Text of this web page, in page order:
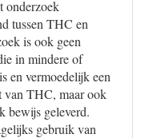
onderzoek
tussen THC en
is ook geen
in mindere of
en vermoedelijk een
van THC, maar ook
bewijs geleverd.
gebruik van